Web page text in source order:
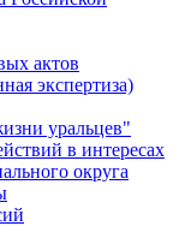
актов
экспертиза)
уральцев"
в интересах
округа